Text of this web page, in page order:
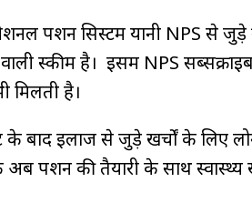
पेंशन सिस्टम यानी NPS से जुड़े
स्कीम है। इसमें NPS
मिलती है।
बाद इलाज से जुड़े खर्चों के लिए
अब पेंशन की तैयारी के साथ